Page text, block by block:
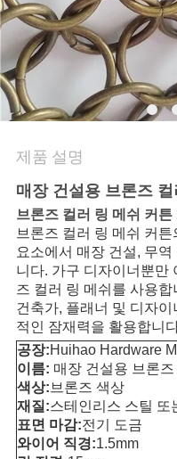
문
의
하
기
뉴
스
사
건
사
이
제품 설명
매장 건설용 브론즈
브론즈 컬러 링 메쉬 커
브론즈 컬러 링 메쉬 커
요소에서 매장 건설, 무
니다. 가구 디자이너뿐만
즈 컬러 링 메쉬를 사용합
건축가, 플래너 및 디자
적인 잠재력을 활용합니
공장:Huihao Hardware
이름: 매장 건설용 브론
색상:브론즈 색상
재질:스테인리스 스틸 또
표면 마감:전기 도금
와이어 직경:1.5mm